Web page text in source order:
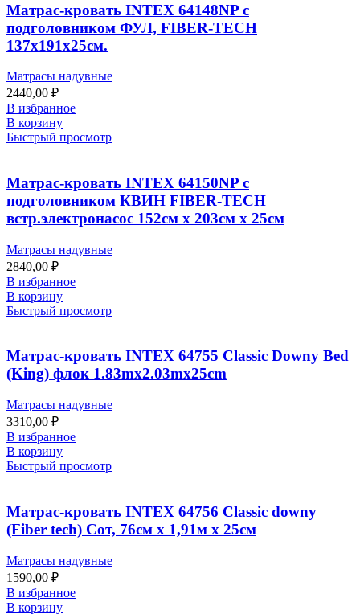
Матрас-кровать INTEX 64148NP с
подголовником ФУЛ, FIBER-TECH
137x191x25см.
Матрасы надувные
2440,00 ₽
В избранное
В корзину
Быстрый просмотр
Матрас-кровать INTEX 64150NP с
подголовником КВИН FIBER-TECH
встр.электронасос 152см x 203см x 25см
Матрасы надувные
2840,00 ₽
В избранное
В корзину
Быстрый просмотр
Матрас-кровать INTEX 64755 Classic Downy Bed
(King) флок 1.83mx2.03mx25cm
Матрасы надувные
3310,00 ₽
В избранное
В корзину
Быстрый просмотр
Матрас-кровать INTEX 64756 Classic downy
(Fiber tech) Cот, 76см x 1,91м x 25см
Матрасы надувные
1590,00 ₽
В избранное
В корзину